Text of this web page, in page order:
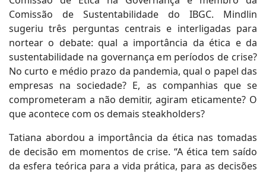
Comissão de Sustentabilidade do IBGC. Mindlin
sugeriu três perguntas centrais e interligadas para
nortear o debate: qual a importância da ética e da
sustentabilidade na governança em períodos de crise?
No curto e médio prazo da pandemia, qual o papel das
empresas na sociedade? E, as companhias que se
comprometeram a não demitir, agiram eticamente? O
que acontece com os demais steakholders?
Tatiana abordou a importância da ética nas tomadas
de decisão em momentos de crise. “A ética tem saído
da esfera teórica para a vida prática, para as decisões